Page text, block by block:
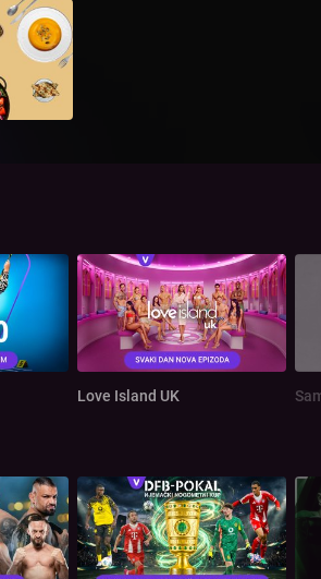
Love Island UK